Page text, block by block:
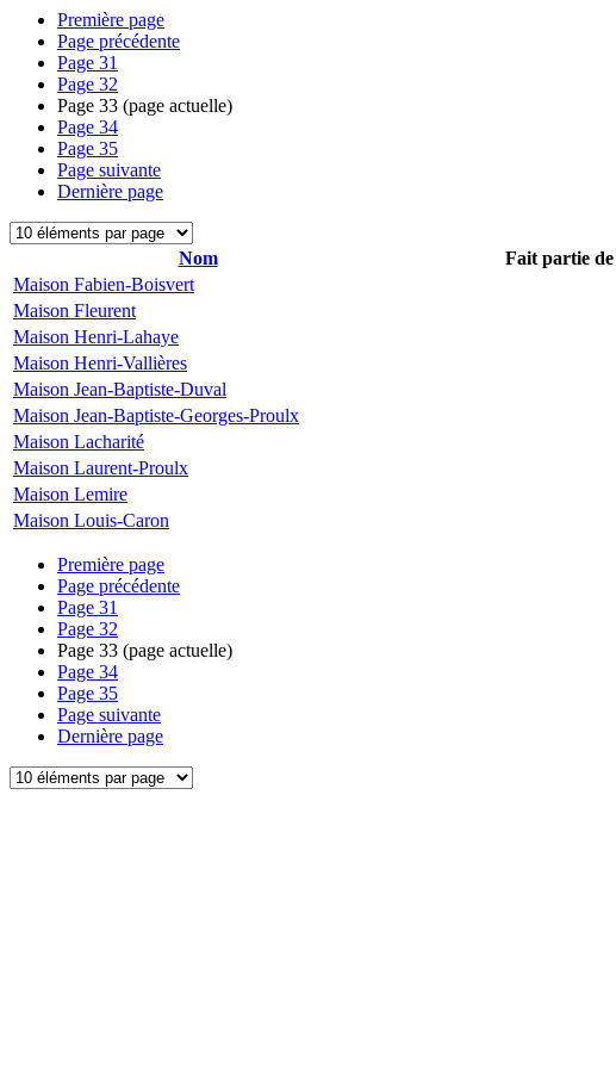
Première page
Page précédente
Page 31
Page 32
Page 33 (page actuelle)
Page 34
Page 35
Page suivante
Dernière page
Nom Fait partie de
Maison Fabien-Boisvert
Maison Fleurent
Maison Henri-Lahaye
Maison Henri-Vallières
Maison Jean-Baptiste-Duval
Maison Jean-Baptiste-Georges-Proulx
Maison Lacharité
Maison Laurent-Proulx
Maison Lemire
Maison Louis-Caron
Première page
Page précédente
Page 31
Page 32
Page 33 (page actuelle)
Page 34
Page 35
Page suivante
Dernière page